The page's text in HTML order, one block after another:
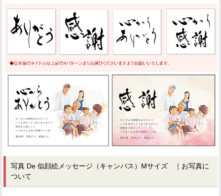
写真 De 似顔絵メッセージ（キャンバス）Mサイズ ｜お写真に
ついて